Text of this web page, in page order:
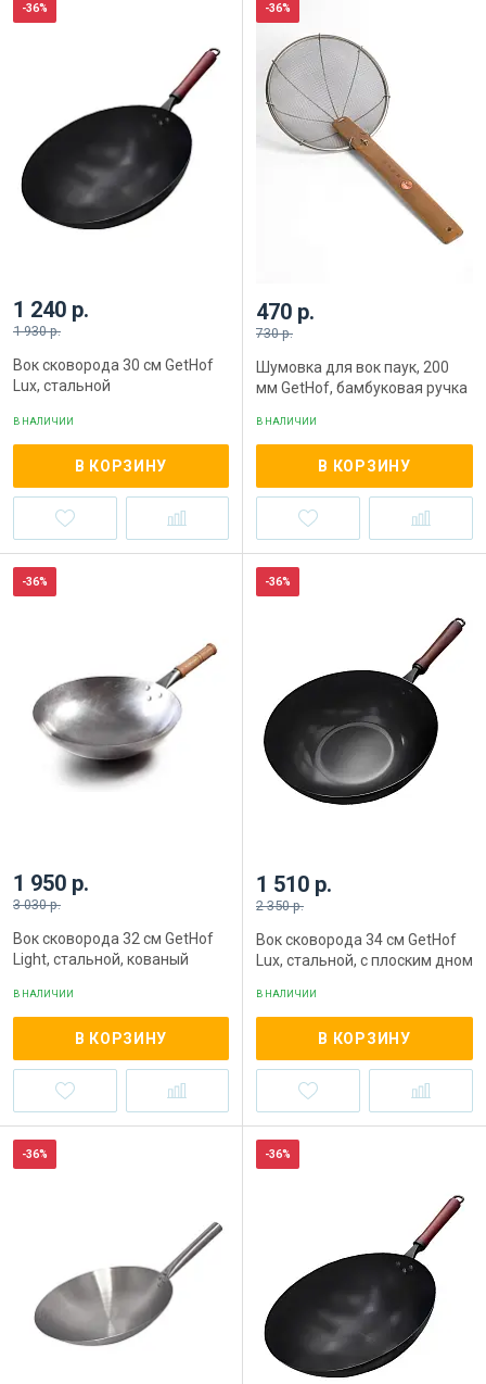
1 240 р.
1 930 р.
Вок сковорода 30 см GetHof
Lux, стальной
В НАЛИЧИИ
В КОРЗИНУ
-36%
470 р.
730 р.
Шумовка для вок паук, 200
мм GetHof, бамбуковая ручка
В НАЛИЧИИ
В КОРЗИНУ
-36%
1 950 р.
3 030 р.
Вок сковорода 32 см GetHof
Light, стальной, кованый
В НАЛИЧИИ
В КОРЗИНУ
-36%
1 510 р.
2 350 р.
Вок сковорода 34 см GetHof
Lux, стальной, с плоским дном
В НАЛИЧИИ
В КОРЗИНУ
-36%
-36% -36%